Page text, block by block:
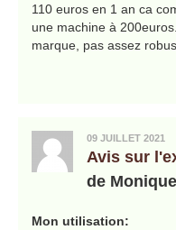
110 euros en 1 an ca
une machine à
marque, pas assez
09 JUILLET 2021
Avis sur
de Monique
Mon utilisation: